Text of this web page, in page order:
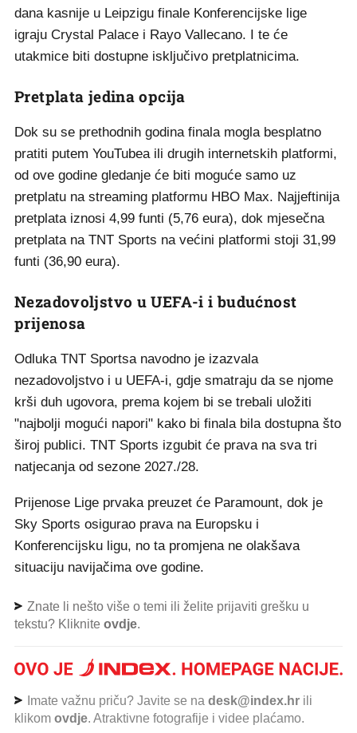
dana kasnije u Leipzigu finale Konferencijske lige
igraju Crystal Palace i Rayo Vallecano. I te će
utakmice biti dostupne isključivo pretplatnicima.
Pretplata jedina opcija
Dok su se prethodnih godina finala mogla besplatno
pratiti putem YouTubea ili drugih internetskih platformi,
od ove godine gledanje će biti moguće samo uz
pretplatu na streaming platformu HBO Max. Najjeftinija
pretplata iznosi 4,99 funti (5,76 eura), dok mjesečna
pretplata na TNT Sports na većini platformi stoji 31,99
funti (36,90 eura).
Nezadovoljstvo u UEFA-i i budućnost
prijenosa
Odluka TNT Sportsa navodno je izazvala
nezadovoljstvo i u UEFA-i, gdje smatraju da se njome
krši duh ugovora, prema kojem bi se trebali uložiti
"najbolji mogući napori" kako bi finala bila dostupna što
široj publici. TNT Sports izgubit će prava na sva tri
natjecanja od sezone 2027./28.
Prijenose Lige prvaka preuzet će Paramount, dok je
Sky Sports osigurao prava na Europsku i
Konferencijsku ligu, no ta promjena ne olakšava
situaciju navijačima ove godine.
Znate li nešto više o temi ili želite prijaviti grešku u
tekstu? Kliknite ovdje.
Imate važnu priču? Javite se na desk@index.hr ili
klikom ovdje. Atraktivne fotografije i videe plaćamo.